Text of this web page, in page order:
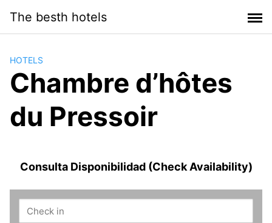
contenido
The besth hotels
HOTELS
Chambre d’hôtes
du Pressoir
Consulta Disponibilidad (Check Availability)